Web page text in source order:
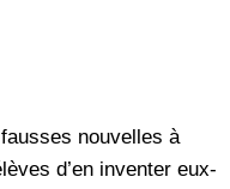
nouvelles à
d’en inventer eux-